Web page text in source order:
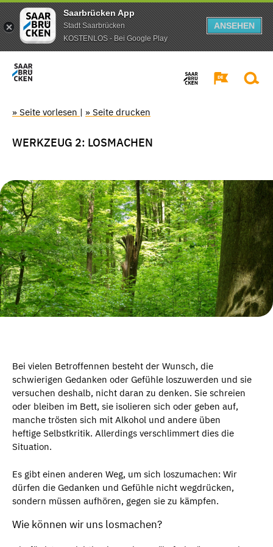
Saarbrücken App
Stadt Saarbrücken
KOSTENLOS - Bei Google Play
ANSEHEN
» Seite vorlesen | » Seite drucken
WERKZEUG 2: LOSMACHEN
Bei vielen Betroffennen besteht der Wunsch, die
schwierigen Gedanken oder Gefühle loszuwerden und sie
versuchen deshalb, nicht daran zu denken. Sie schreien
oder bleiben im Bett, sie isolieren sich oder geben auf,
manche trösten sich mit Alkohol und andere üben
heftige Selbstkritik. Allerdings verschlimmert dies die
Situation.
Es gibt einen anderen Weg, um sich loszumachen: Wir
dürfen die Gedanken und Gefühle nicht wegdrücken,
sondern müssen aufhören, gegen sie zu kämpfen.
Wie können wir uns losmachen?